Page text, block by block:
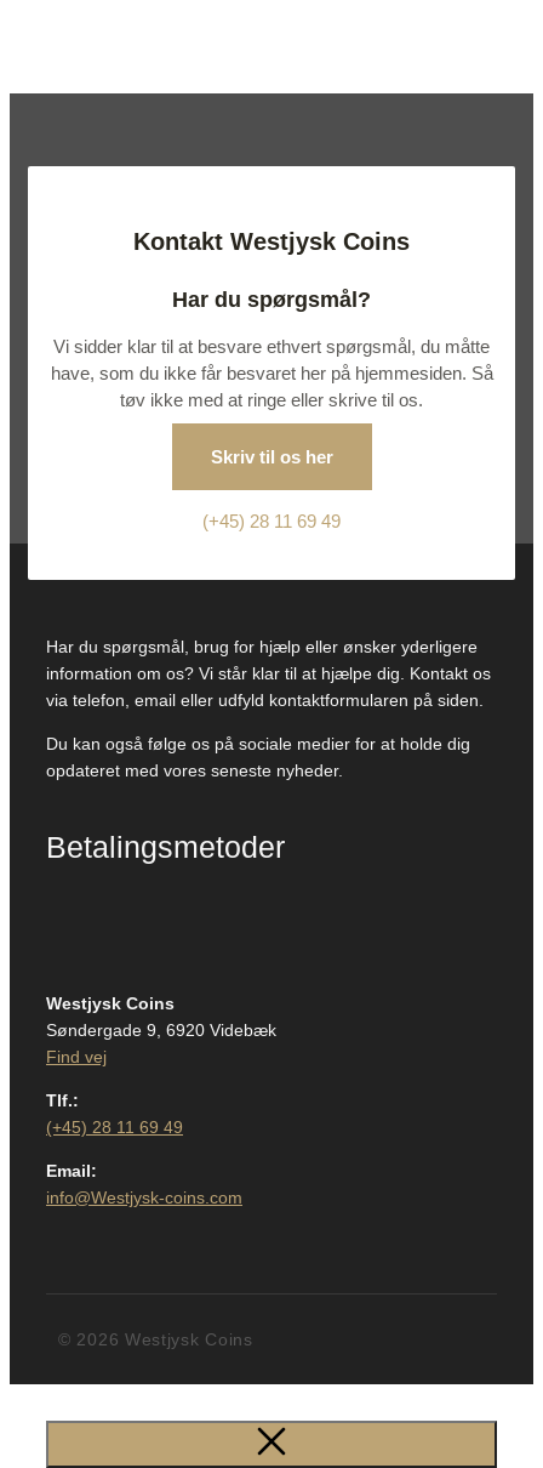
Kontakt Westjysk Coins
Har du spørgsmål?
Vi sidder klar til at besvare ethvert spørgsmål, du måtte
have, som du ikke får besvaret her på hjemmesiden. Så
tøv ikke med at ringe eller skrive til os.
Skriv til os her
(+45) 28 11 69 49
Har du spørgsmål, brug for hjælp eller ønsker yderligere
information om os? Vi står klar til at hjælpe dig. Kontakt os
via telefon, email eller udfyld kontaktformularen på siden.
Du kan også følge os på sociale medier for at holde dig
opdateret med vores seneste nyheder.
Betalingsmetoder
Westjysk Coins
Søndergade 9, 6920 Videbæk
Find vej
Tlf.:
(+45) 28 11 69 49
Email:
info@Westjysk-coins.com
© 2026 Westjysk Coins